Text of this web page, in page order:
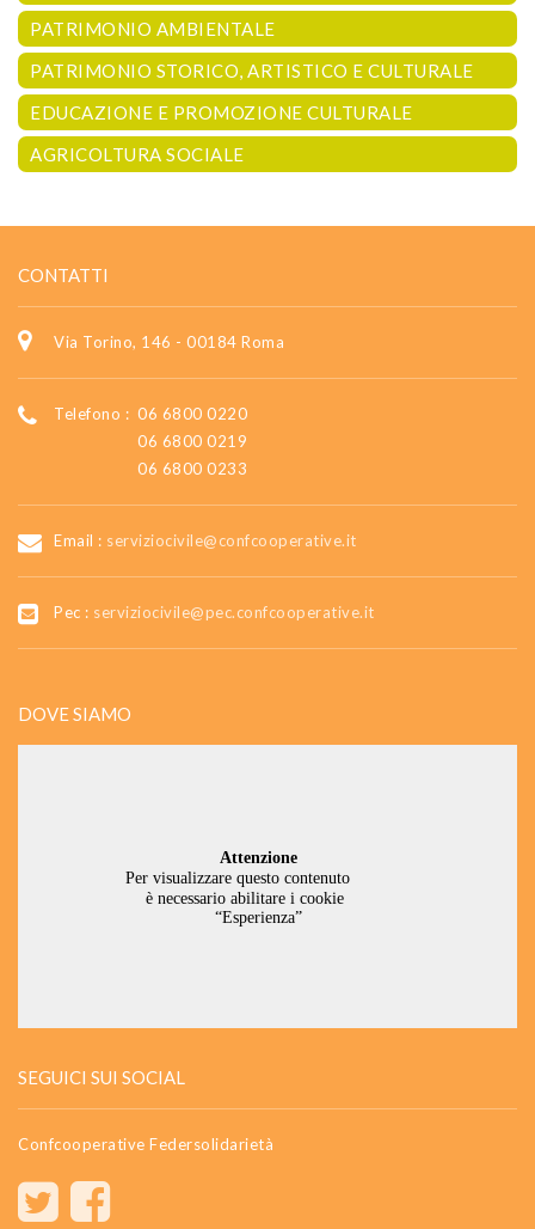
PATRIMONIO AMBIENTALE
PATRIMONIO STORICO, ARTISTICO E CULTURALE
EDUCAZIONE E PROMOZIONE CULTURALE
AGRICOLTURA SOCIALE
CONTATTI
Via Torino, 146 - 00184 Roma
Telefono : 06 6800 0220
06 6800 0219
06 6800 0233
Email : serviziocivile@confcooperative.it
Pec : serviziocivile@pec.confcooperative.it
DOVE SIAMO
SEGUICI SUI SOCIAL
Confcooperative Federsolidarietà